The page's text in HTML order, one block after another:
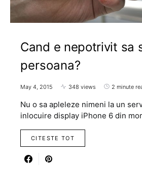
Cand e nepotrivit sa
persoana?
May 4, 2015 348 views 2 minute
Nu o sa apleleze nimeni la un
inlocuire display iPhone 6 din
CITESTE TOT